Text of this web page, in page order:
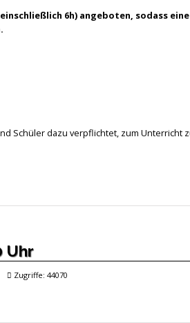
6h) angeboten, sodass eine
Schüler dazu verpflichtet, zum Unterricht
Uhr
Zugriffe: 44070